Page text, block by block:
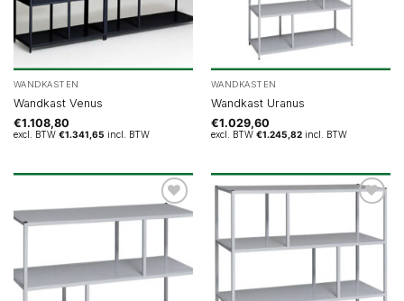
WANDKASTEN
Wandkast Venus
€1.108,80
excl. BTW €1.341,65 incl. BTW
WANDKASTEN
Wandkast Uranus
€1.029,60
excl. BTW €1.245,82incl. BTW